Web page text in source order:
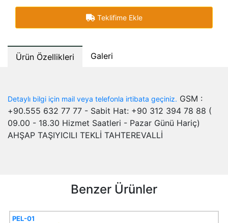
Teklifime Ekle
Ürün Özellikleri Galeri
Detaylı bilgi için mail veya telefonla irtibata geçiniz. GSM :
+90.555 632 77 77 - Sabit Hat: +90 312 394 78 88 (
09.00 - 18.30 Hizmet Saatleri - Pazar Günü Hariç)
AHŞAP TAŞIYICILI TEKLİ TAHTEREVALLİ
Benzer Ürünler
PEL-01